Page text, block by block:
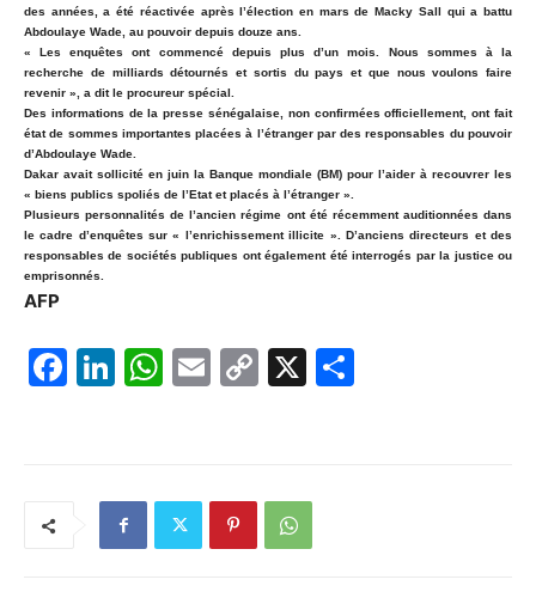
des années, a été réactivée après l’élection en mars de Macky Sall qui a battu
Abdoulaye Wade, au pouvoir depuis douze ans.
« Les enquêtes ont commencé depuis plus d’un mois. Nous sommes à la
recherche de milliards détournés et sortis du pays et que nous voulons faire
revenir », a dit le procureur spécial.
Des informations de la presse sénégalaise, non confirmées officiellement, ont fait
état de sommes importantes placées à l’étranger par des responsables du pouvoir
d’Abdoulaye Wade.
Dakar avait sollicité en juin la Banque mondiale (BM) pour l’aider à recouvrer les
« biens publics spoliés de l’Etat et placés à l’étranger ».
Plusieurs personnalités de l’ancien régime ont été récemment auditionnées dans
le cadre d’enquêtes sur « l’enrichissement illicite ». D’anciens directeurs et des
responsables de sociétés publiques ont également été interrogés par la justice ou
emprisonnés.
AFP
F
Li
dI
n
W
A
p
E
C
Li
n
X